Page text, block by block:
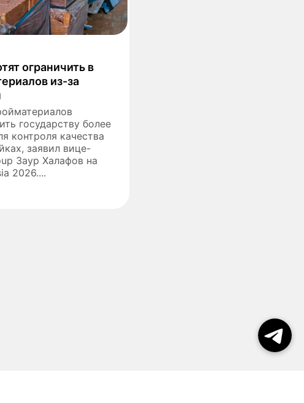
ограничить в
из-за
государству более
контроля качества
заявил вице-
Заур Халафов на
2026....